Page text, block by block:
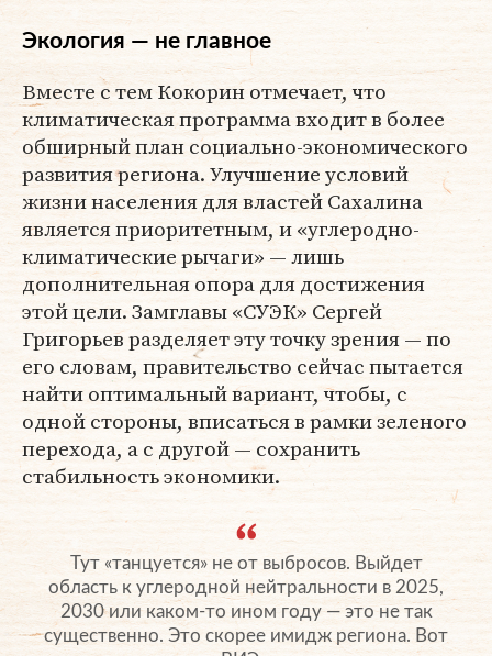
Экология — не главное
Вместе с тем Кокорин отмечает, что
климатическая программа входит в более
обширный план социально-экономического
развития региона. Улучшение условий
жизни населения для властей Сахалина
является приоритетным, и «углеродно-
климатические рычаги» — лишь
дополнительная опора для достижения
этой цели. Замглавы «СУЭК» Сергей
Григорьев разделяет эту точку зрения — по
его словам, правительство сейчас пытается
найти оптимальный вариант, чтобы, с
одной стороны, вписаться в рамки зеленого
перехода, а с другой — сохранить
стабильность экономики.
Тут «танцуется» не от выбросов. Выйдет
область к углеродной нейтральности в 2025,
2030 или каком-то ином году — это не так
существенно. Это скорее имидж региона. Вот